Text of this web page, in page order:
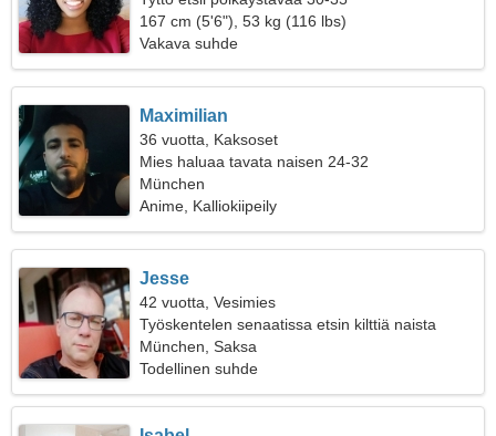
167 cm (5'6"), 53 kg (116 lbs)
Vakava suhde
Maximilian
36 vuotta, Kaksoset
Mies haluaa tavata naisen 24-32
München
Anime, Kalliokiipeily
Jesse
42 vuotta, Vesimies
Työskentelen senaatissa etsin kilttiä naista
München, Saksa
Todellinen suhde